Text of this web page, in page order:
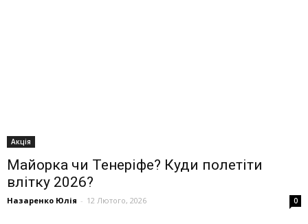
Акція
Майорка чи Тенеріфе? Куди полетіти
влітку 2026?
Назаренко Юлія - 12 Лютого, 2026 0